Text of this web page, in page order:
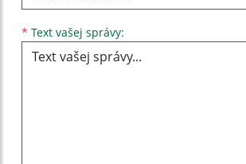
* Text vašej správy: